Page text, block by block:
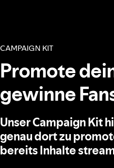
CAMPAIGN KIT
Promote
gewinne
Unser Campaign Kit
genau dort zu
bereits Inhalte